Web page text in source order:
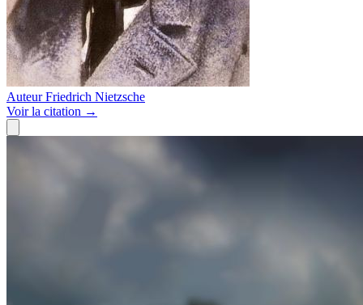
Auteur Friedrich Nietzsche
Voirla citation →